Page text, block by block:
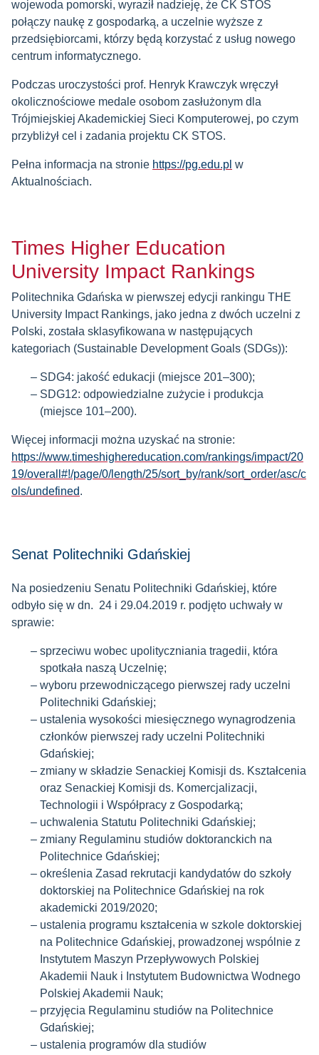
wojewoda pomorski, wyraził nadzieję, że CK STOS
połączy naukę z gospodarką, a uczelnie wyższe z
przedsiębiorcami, którzy będą korzystać z usług nowego
centrum informatycznego.
Podczas uroczystości prof. Henryk Krawczyk wręczył
okolicznościowe medale osobom zasłużonym dla
Trójmiejskiej Akademickiej Sieci Komputerowej, po czym
przybliżył cel i zadania projektu CK STOS.
Pełna informacja na stronie https://pg.edu.pl w
Aktualnościach.
Times Higher Education
University Impact Rankings
Politechnika Gdańska w pierwszej edycji rankingu THE
University Impact Rankings, jako jedna z dwóch uczelni z
Polski, została sklasyfikowana w następujących
kategoriach (Sustainable Development Goals (SDGs)):
SDG4: jakość edukacji (miejsce 201–300);
SDG12: odpowiedzialne zużycie i produkcja
(miejsce 101–200).
Więcej informacji można uzyskać na stronie:
https://www.timeshighereducation.com/rankings/impact/20
19/overall#!/page/0/length/25/sort_by/rank/sort_order/asc/c
ols/undefined.
Senat Politechniki Gdańskiej
Na posiedzeniu Senatu Politechniki Gdańskiej, które
odbyło się w dn. 24 i 29.04.2019 r. podjęto uchwały w
sprawie:
sprzeciwu wobec upolityczniania tragedii, która
spotkała naszą Uczelnię;
wyboru przewodniczącego pierwszej rady uczelni
Politechniki Gdańskiej;
ustalenia wysokości miesięcznego wynagrodzenia
członków pierwszej rady uczelni Politechniki
Gdańskiej;
zmiany w składzie Senackiej Komisji ds. Kształcenia
oraz Senackiej Komisji ds. Komercjalizacji,
Technologii i Współpracy z Gospodarką;
uchwalenia Statutu Politechniki Gdańskiej;
zmiany Regulaminu studiów doktoranckich na
Politechnice Gdańskiej;
określenia Zasad rekrutacji kandydatów do szkoły
doktorskiej na Politechnice Gdańskiej na rok
akademicki 2019/2020;
ustalenia programu kształcenia w szkole doktorskiej
na Politechnice Gdańskiej, prowadzonej wspólnie z
Instytutem Maszyn Przepływowych Polskiej
Akademii Nauk i Instytutem Budownictwa Wodnego
Polskiej Akademii Nauk;
przyjęcia Regulaminu studiów na Politechnice
Gdańskiej;
ustalenia programów dla studiów